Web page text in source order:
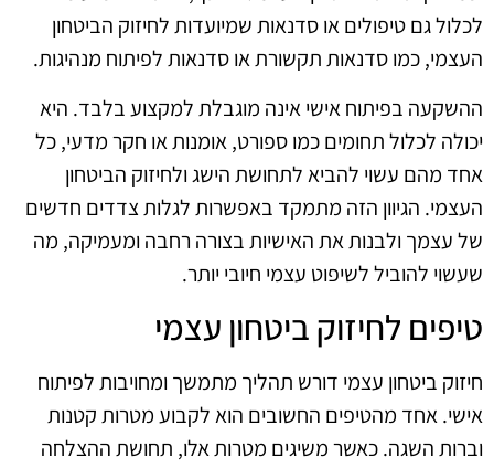
לכלול גם טיפולים או סדנאות שמיועדות לחיזוק הביטחון
העצמי, כמו סדנאות תקשורת או סדנאות לפיתוח מנהיגות.
ההשקעה בפיתוח אישי אינה מוגבלת למקצוע בלבד. היא
יכולה לכלול תחומים כמו ספורט, אומנות או חקר מדעי, כל
אחד מהם עשוי להביא לתחושת הישג ולחיזוק הביטחון
העצמי. הגיוון הזה מתמקד באפשרות לגלות צדדים חדשים
של עצמך ולבנות את האישיות בצורה רחבה ומעמיקה, מה
שעשוי להוביל לשיפוט עצמי חיובי יותר.
טיפים לחיזוק ביטחון עצמי
חיזוק ביטחון עצמי דורש תהליך מתמשך ומחויבות לפיתוח
אישי. אחד מהטיפים החשובים הוא לקבוע מטרות קטנות
וברות השגה. כאשר משיגים מטרות אלו, תחושת ההצלחה